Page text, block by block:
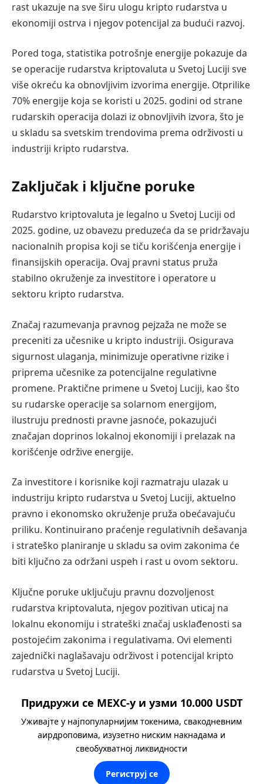
rast ukazuje na sve širu ulogu kripto rudarstva u
ekonomiji ostrva i njegov potencijal za budući razvoj.
Pored toga, statistika potrošnje energije pokazuje da
se operacije rudarstva kriptovaluta u Svetoj Luciji sve
više okreću ka obnovljivim izvorima energije. Otprilike
70% energije koja se koristi u 2025. godini od strane
rudarskih operacija dolazi iz obnovljivih izvora, što je
u skladu sa svetskim trendovima prema održivosti u
industriji kripto rudarstva.
Zaključak i ključne poruke
Rudarstvo kriptovaluta je legalno u Svetoj Luciji od
2025. godine, uz obavezu preduzeća da se pridržavaju
nacionalnih propisa koji se tiču korišćenja energije i
finansijskih operacija. Ovaj pravni status pruža
stabilno okruženje za investitore i operatore u
sektoru kripto rudarstva.
Značaj razumevanja pravnog pejzaža ne može se
preceniti za učesnike u kripto industriji. Osigurava
sigurnost ulaganja, minimizuje operativne rizike i
priprema učesnike za potencijalne regulativne
promene. Praktične primene u Svetoj Luciji, kao što
su rudarske operacije sa solarnom energijom,
ilustruju prednosti pravne jasnoće, pokazujući
značajan doprinos lokalnoj ekonomiji i prelazak na
korišćenje održive energije.
Za investitore i korisnike koji razmatraju ulazak u
industriju kripto rudarstva u Svetoj Luciji, aktuelno
pravno i ekonomsko okruženje pruža obećavajuću
priliku. Kontinuirano praćenje regulativnih dešavanja
i strateško planiranje u skladu sa ovim zakonima će
biti ključno za održani uspeh i rast u ovom sektoru.
Ključne poruke uključuju pravnu dozvoljenost
rudarstva kriptovaluta, njegov pozitivan uticaj na
lokalnu ekonomiju i strateški značaj usklađenosti sa
postojećim zakonima i regulativama. Ovi elementi
zajednički naglašavaju održivost i potencijal kripto
rudarstva u Svetoj Luciji.
Придружи се MEXC-у и узми 10.000 USDT
Уживајте у најпопуларнијим токенима, свакодневним
аирдроповима, изузетно ниским накнадама и
свеобухватној ликвидности
Региструј се